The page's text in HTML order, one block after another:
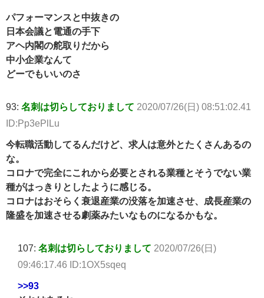
パフォーマンスと中抜きの
日本会議と電通の手下
アヘ内閣の舵取りだから
中小企業なんて
どーでもいいのさ
93: 名刺は切らしておりまして 2020/07/26(日) 08:51:02.41
ID:Pp3ePlLu
今転職活動してるんだけど、求人は意外とたくさんあるの
な。
コロナで完全にこれから必要とされる業種とそうでない業
種がはっきりとしたように感じる。
コロナはおそらく衰退産業の没落を加速させ、成長産業の
隆盛を加速させる劇薬みたいなものになるかもな。
107: 名刺は切らしておりまして 2020/07/26(日)
09:46:17.46 ID:1OX5sqeq
>>93